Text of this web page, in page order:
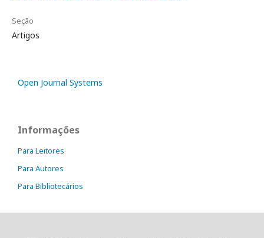
Seção
Artigos
Open Journal Systems
Informações
Para Leitores
Para Autores
Para Bibliotecários